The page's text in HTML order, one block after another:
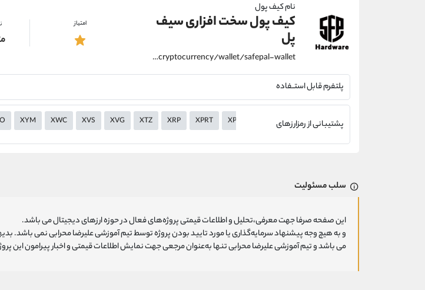
نام کیف پول
کیف پول سخت افزاری سیف
پل
https://alirezamehrabi.com/cryptocurrency/wallet/safepal-wallet
امتیاز
پلتفرم قابل استــفاده
پشتیبانی از رمزارزهای XYM XWC XVS XVG XTZ XRP XPRT XPR XLM XHV
سلب مسئولیت
این صفحه صرفا جهت معرفی،تحلیل و اطلاعات قیمتی پروژه‌های فعال در حوزه ارزهای دیجیتال می باشد.
و به هیچ وجه پیشنهاد سرمایه‌گذاری یا مورد تایید بودن پروژه توسط تیم آموزشی علیرضا محرابی نمی
می باشد و تیم آموزشی علیرضا محرابی تنها به‌عنوان مرجعی جهت نمایش اطلاعات قیمتی و اخبار پیرامون این